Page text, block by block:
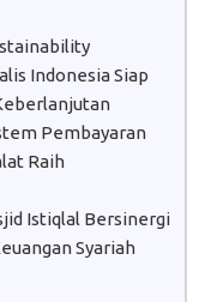
Indonesia Siap
Pembayaran
Raih
Istiqlal Bersinergi
Syariah